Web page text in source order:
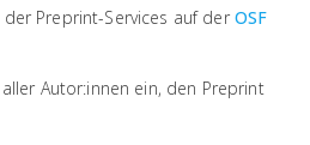
Preprint-Services auf der OSF
Autor:innen ein, den Preprint